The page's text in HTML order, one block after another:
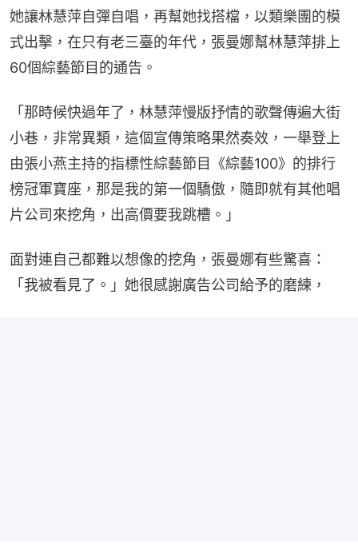
她讓林慧萍自彈自唱，再幫她找搭檔，以類樂團的模
式出擊，在只有老三臺的年代，張曼娜幫林慧萍排上
60個綜藝節目的通告。
「那時候快過年了，林慧萍慢版抒情的歌聲傳遍大街
小巷，非常異類，這個宣傳策略果然奏效，一舉登上
由張小燕主持的指標性綜藝節目《綜藝100》的排行
榜冠軍寶座，那是我的第一個驕傲，隨即就有其他唱
片公司來挖角，出高價要我跳槽。」
面對連自己都難以想像的挖角，張曼娜有些驚喜：
「我被看見了。」她很感謝廣告公司給予的磨練，